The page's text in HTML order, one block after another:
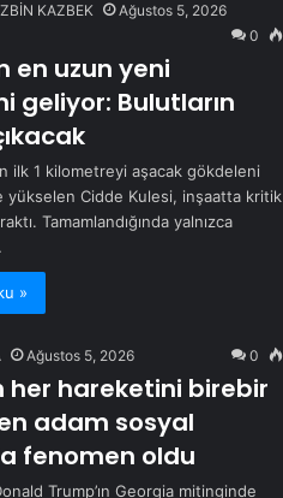
KAZBEK
Ağustos 5, 2026
0
en uzun yeni
geliyor: Bulutların
ilk 1 kilometreyi aşacak gökdeleni
yükselen Cidde Kulesi, inşaatta kritik
Tamamlandığında yalnızca
»
Ağustos 5, 2026 0
her hareketini birebir
adam sosyal
fenomen oldu
Trump’ın Georgia mitinginde